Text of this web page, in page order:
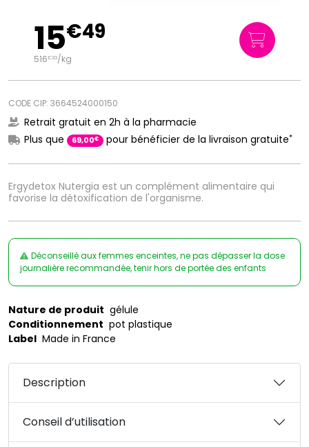
Ergydetox Nutergia est un complément alimentaire qui
favorise la détoxification de l'organisme.
15€49
516€33/kg
CODE CIP: 3664524000150
Retrait gratuit en 2h à la pharmacie
Plus que
69,00€ pour bénéficier de la livraison gratuite*
Déconseillé aux femmes enceintes, ne pas dépasser la dose
journalière recommandée, tenir hors de portée des enfants
Nature de produit gélule
Conditionnement pot plastique
Label Made in France
Description
Conseil d’utilisation